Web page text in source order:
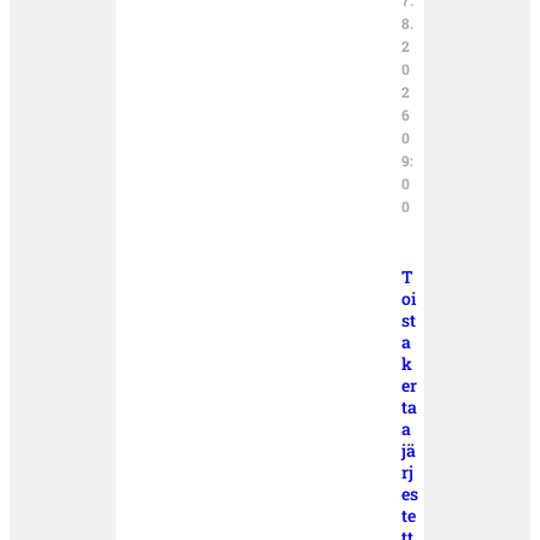
8.
2
0
2
6
0
9:
0
0
T
oi
st
a
k
er
ta
a
jä
rj
es
te